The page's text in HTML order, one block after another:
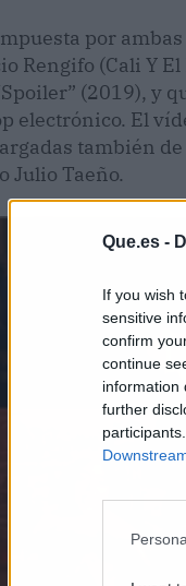
Que.es -
If you wish
sensitive
confirm
continue
information
further
por
Rengifo (Cali Y
(2019), y
electrónico. El
también
Julio Taeño.